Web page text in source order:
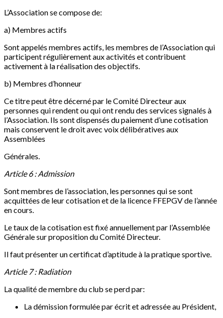
L’Association se compose de:
a) Membres actifs
Sont appelés membres actifs, les membres de l’Association qui
participent régulièrement aux activités et contribuent
activement à la réalisation des objectifs.
b) Membres d’honneur
Ce titre peut être décerné par le Comité Directeur aux
personnes qui rendent ou qui ont rendu des services signalés à
l’Association. Ils sont dispensés du paiement d’une cotisation
mais conservent le droit avec voix délibératives aux
Assemblées
Générales.
Article 6 : Admission
Sont membres de l’association, les personnes qui se sont
acquittées de leur cotisation et de la licence FFEPGV de l’année
en cours.
Le taux de la cotisation est fixé annuellement par l’Assemblée
Générale sur proposition du Comité Directeur.
Il faut présenter un certificat d’aptitude à la pratique sportive.
Article 7 : Radiation
La qualité de membre du club se perd par:
La démission formulée par écrit et adressée au Président,